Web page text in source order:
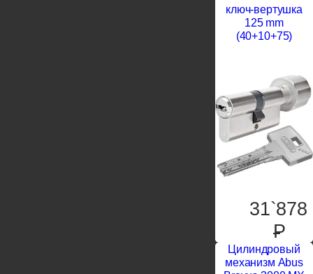
ключ-вертушка
125 mm
(40+10+75)
31`878
P
Цилиндровый
механизм Abus